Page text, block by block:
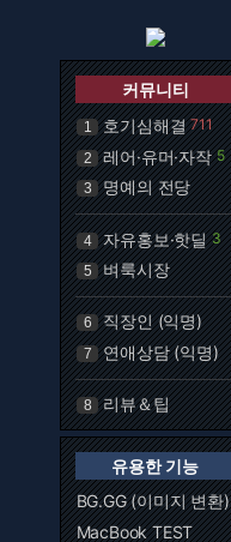
커뮤니티
1 호기심해결 711
2 레어·유머·자작 5
3 명예의 전당
4 자유홍보·핫딜 3
5 벼룩시장
6 직장인 (익명)
7 연애상담 (익명)
8 리뷰＆팁
유용한 기능
BG.GG (이미지 변환)
MacBook TEST